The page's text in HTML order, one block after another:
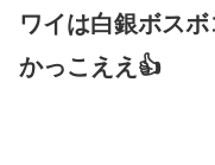
ワイは白銀ボス
かっこええ👍